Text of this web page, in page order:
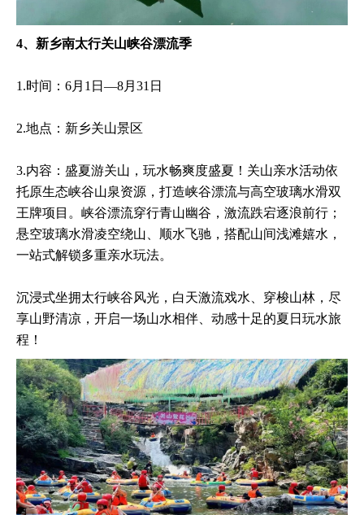
4、新乡南太行关山峡谷漂流季
1.时间：6月1日—8月31日
2.地点：新乡关山景区
3.内容：盛夏游关山，玩水畅爽度盛夏！关山亲水活动依
托原生态峡谷山泉资源，打造峡谷漂流与高空玻璃水滑双
王牌项目。峡谷漂流穿行青山幽谷，激流跌宕逐浪前行；
悬空玻璃水滑凌空绕山、顺水飞驰，搭配山间浅滩嬉水，
一站式解锁多重亲水玩法。
沉浸式坐拥太行峡谷风光，白天激流戏水、穿梭山林，尽
享山野清凉，开启一场山水相伴、动感十足的夏日玩水旅
程！